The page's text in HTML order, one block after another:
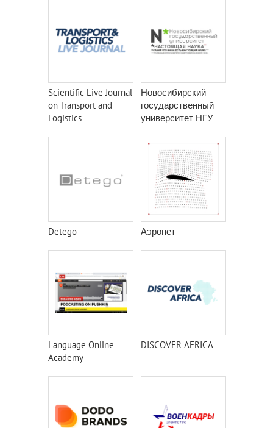
Scientific Live Journal
on Transport and
Logistics
Новосибирский
государственный
университет НГУ
Detego Аэронет
Language Online
Academy
DISCOVER AFRICA